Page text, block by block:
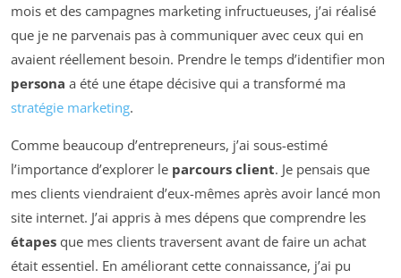
mois et des campagnes marketing infructueuses, j’ai réalisé
que je ne parvenais pas à communiquer avec ceux qui en
avaient réellement besoin. Prendre le temps d’identifier mon
persona a été une étape décisive qui a transformé ma
stratégie marketing.
Comme beaucoup d’entrepreneurs, j’ai sous-estimé
l’importance d’explorer le parcours client. Je pensais que
mes clients viendraient d’eux-mêmes après avoir lancé mon
site internet. J’ai appris à mes dépens que comprendre les
étapes que mes clients traversent avant de faire un achat
était essentiel. En améliorant cette connaissance, j’ai pu